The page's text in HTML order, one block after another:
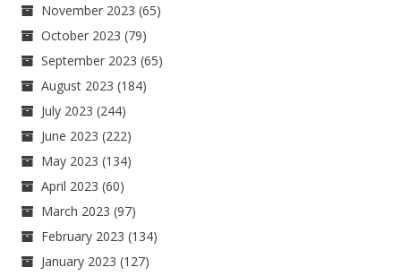
November 2023 (65)
October 2023 (79)
September 2023 (65)
August 2023 (184)
July 2023 (244)
June 2023 (222)
May 2023 (134)
April 2023 (60)
March 2023 (97)
February 2023 (134)
January 2023 (127)